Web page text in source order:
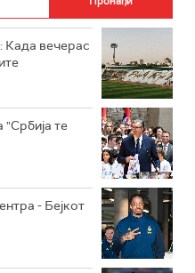
Када вечерас
"Србија те
- Бејкот